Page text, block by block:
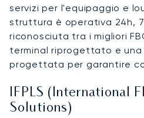
servizi per l'equipaggio e
struttura è operativa 24h,
riconosciuta tra i migliori
terminal riprogettato e una
progettata per garantire
IFPLS (International
Solutions)